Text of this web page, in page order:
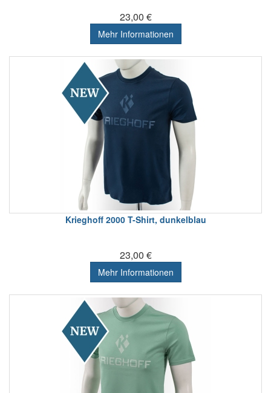
23,00 €
Mehr Informationen
Krieghoff 2000 T-Shirt, dunkelblau
23,00 €
Mehr Informationen